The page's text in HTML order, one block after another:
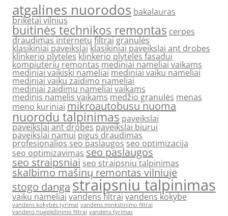
atgalines nuorodos bakalauras
briketai vilnius
buitinės technikos remontas cerpes
draudimas internetufiltraigranulės
klasikiniai paveikslai klasikiniai paveikslai ant drobes
klinkerio plyteles klinkerio plyteles fasadui
kompiuterių remontas mediniai nameliai vaikams
mediniai vaikiski nameliai mediniai vaiku nameliai
mediniai vaiku zaidimo nameliai
mediniai zaidimu nameliai vaikams
medinis namelis vaikams medžio granulės menas
meno kuriniai mikroautobusu nuoma
nuorodu talpinimas paveikslai
paveikslai ant drobespaveikslai biurui
paveikslai namui pigus draudimas
profesionalios seo paslaugos seo optimizacija
seo optimizavimas seo paslaugos
seo straipsniai seo straipsniu talpinimas
skalbimo mašinų remontas vilniuje
stogo dangastraipsniu talpinimas
vaiku nameliai vandens filtrai vandens kokybe
vandens kokybės tyrimai vandens minkstinimo filtrai
vandens nugeležinimo filtrai vandens tyrimas